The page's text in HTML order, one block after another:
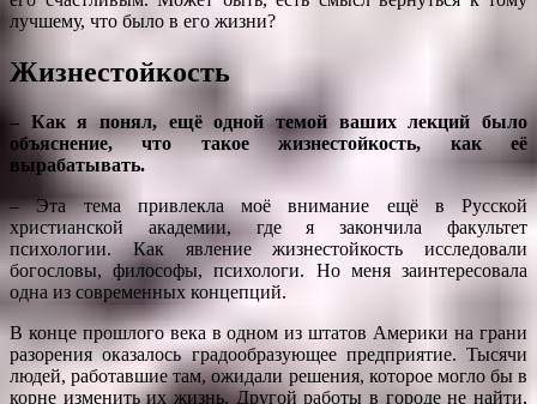
лучшему, что было в его жизни?
Жизнестойкость
– Как я понял, ещё одной темой ваших лекций было
объяснение, что такое жизнестойкость, как её
вырабатывать.
– Эта тема привлекла моё внимание ещё в Русской
христианской академии, где я закончила факультет
психологии. Как явление жизнестойкость исследовали
богословы, философы, психологи. Но меня заинтересовала
одна из современных концепций.
В конце прошлого века в одном из штатов Америки на грани
разорения оказалось градообразующее предприятие. Тысячи
людей, работавшие там, ожидали решения, которое могло бы в
корне изменить их жизнь. Другой работы в городе не найти,